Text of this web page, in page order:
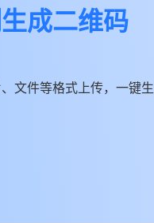
成二维码
文件等格式上传，一键